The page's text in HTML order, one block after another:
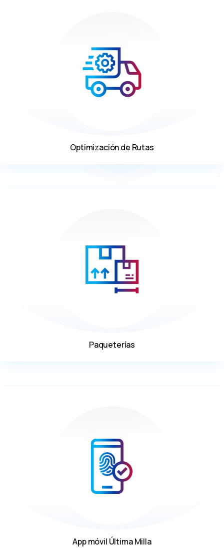
Optimización de Rutas
Paqueterías
App móvil Última Milla